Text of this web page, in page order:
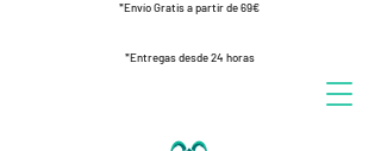
*Envío Gratis a partir de 69€
*Entregas desde 24 horas